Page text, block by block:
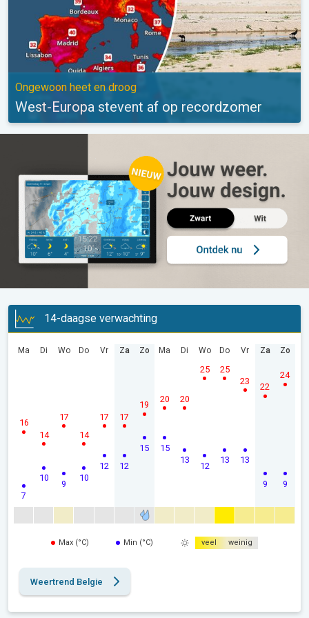
Ongewoon heet en droog
West-Europa stevent af op recordzomer
14-daagse verwachting
Ma
7
16
Di
10
14
Wo
9
17
Do
10
14
Vr
12
17
Za
12
17
Zo
15
19
Ma
15
20
Di
13
20
Wo
12
25
Do
13
25
Vr
13
23
Za
9
22
Zo
9
24
Max (°C) Min (°C) veel weinig
Weertrend Belgie